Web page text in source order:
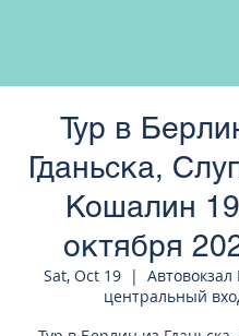
Тур в
Гданьска,
Кошалин
октября
Sat, Oct 19
  |
Автовокзал
центральный